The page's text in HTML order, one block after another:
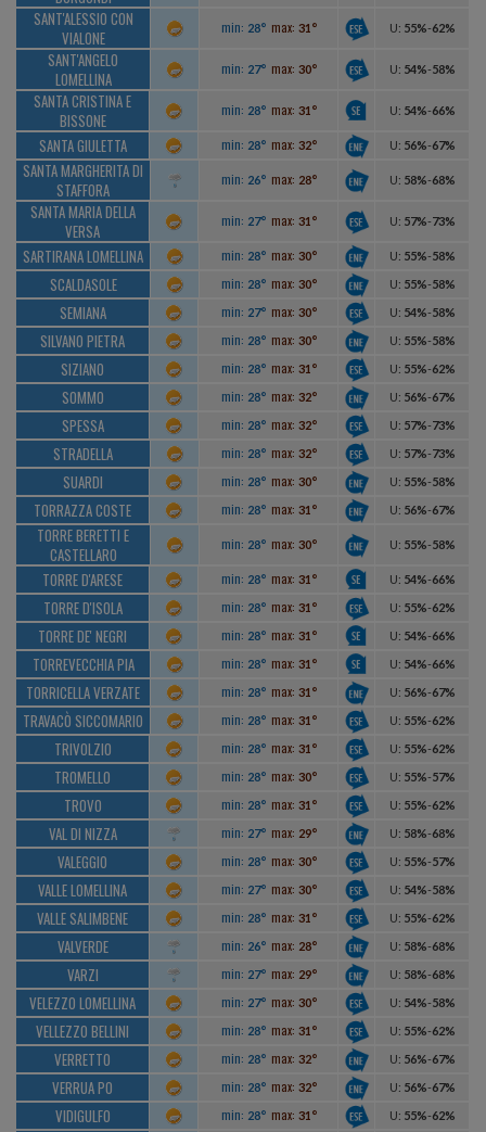
SANT'ALESSIO CON
VIALONE
min: 28° max: 31° U: 55%-62%
SANT'ANGELO
LOMELLINA
min: 27° max: 30° U: 54%-58%
SANTA CRISTINA E
BISSONE
min: 28° max: 31° U: 54%-66%
SANTA GIULETTA min: 28° max: 32° U: 56%-67%
SANTA MARGHERITA DI
STAFFORA
min: 26° max: 28° U: 58%-68%
SANTA MARIA DELLA
VERSA
min: 27° max: 31° U: 57%-73%
SARTIRANA LOMELLINA min: 28° max: 30° U: 55%-58%
SCALDASOLE min: 28° max: 30° U: 55%-58%
SEMIANA min: 27° max: 30° U: 54%-58%
SILVANO PIETRA min: 28° max: 30° U: 55%-58%
SIZIANO min: 28° max: 31° U: 55%-62%
SOMMO min: 28° max: 32° U: 56%-67%
SPESSA min: 28° max: 32° U: 57%-73%
STRADELLA min: 28° max: 32° U: 57%-73%
SUARDI min: 28° max: 30° U: 55%-58%
TORRAZZA COSTE min: 28° max: 31° U: 56%-67%
TORRE BERETTI E
CASTELLARO
min: 28° max: 30° U: 55%-58%
TORRE D'ARESE min: 28° max: 31° U: 54%-66%
TORRE D'ISOLA min: 28° max: 31° U: 55%-62%
TORRE DE' NEGRI min: 28° max: 31° U: 54%-66%
TORREVECCHIA PIA min: 28° max: 31° U: 54%-66%
TORRICELLA VERZATE min: 28° max: 31° U: 56%-67%
TRAVACÒ SICCOMARIO min: 28° max: 31° U: 55%-62%
TRIVOLZIO min: 28° max: 31° U: 55%-62%
TROMELLO min: 28° max: 30° U: 55%-57%
TROVO min: 28° max: 31° U: 55%-62%
VAL DI NIZZA min: 27° max: 29° U: 58%-68%
VALEGGIO min: 28° max: 30° U: 55%-57%
VALLE LOMELLINA min: 27° max: 30° U: 54%-58%
VALLE SALIMBENE min: 28° max: 31° U: 55%-62%
VALVERDE min: 26° max: 28° U: 58%-68%
VARZI min: 27° max: 29° U: 58%-68%
VELEZZO LOMELLINA min: 27° max: 30° U: 54%-58%
VELLEZZO BELLINI min: 28° max: 31° U: 55%-62%
VERRETTO min: 28° max: 32° U: 56%-67%
VERRUA PO min: 28° max: 32° U: 56%-67%
VIDIGULFO min: 28° max: 31° U: 55%-62%